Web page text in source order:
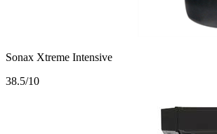
Sonax Xtreme Intensive
38.5/10